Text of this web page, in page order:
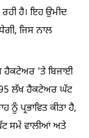
ਰਹੀ ਹੈ। ਇਹ ਉਮੀਦ
ਜਿਸ ਨਾਲ
ਹੈਕਟੇਅਰ 'ਤੇ ਬਿਜਾਈ
ਲੱਖ ਹੈਕਟੇਅਰ ਘੱਟ
ਪ੍ਰਭਾਵਿਤ ਕੀਤਾ ਹੈ,
ਸਮੇਂ ਵਾਲੀਆਂ ਅਤੇ